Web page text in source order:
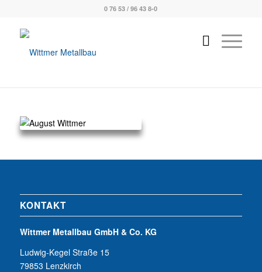
0 76 53 / 96 43 8-0
KONTAKT
Wittmer Metallbau GmbH & Co. KG
Ludwig-Kegel Straße 15
79853 Lenzkirch